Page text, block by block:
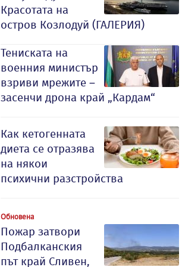
Красотата на
остров Козлодуй (ГАЛЕРИЯ)
Тениската на
военния министър
взриви мрежите –
засенчи дрона край „Кардам“
Как кетогенната
диета се отразява
на някои
психични разстройства
Обновена
Пожар затвори
Подбалканския
път край Сливен,